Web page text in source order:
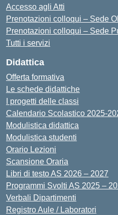
Accesso agli Atti
Prenotazioni colloqui – Sede
Prenotazioni colloqui – Sede
Tutti i servizi
Didattica
Offerta formativa
Le schede didattiche
I progetti delle classi
Calendario Scolastico 2025-
Modulistica didattica
Modulistica studenti
Orario Lezioni
Scansione Oraria
Libri di testo AS 2026 – 2027
Programmi Svolti AS 2025 –
Verbali Dipartimenti
Registro Aule / Laboratori